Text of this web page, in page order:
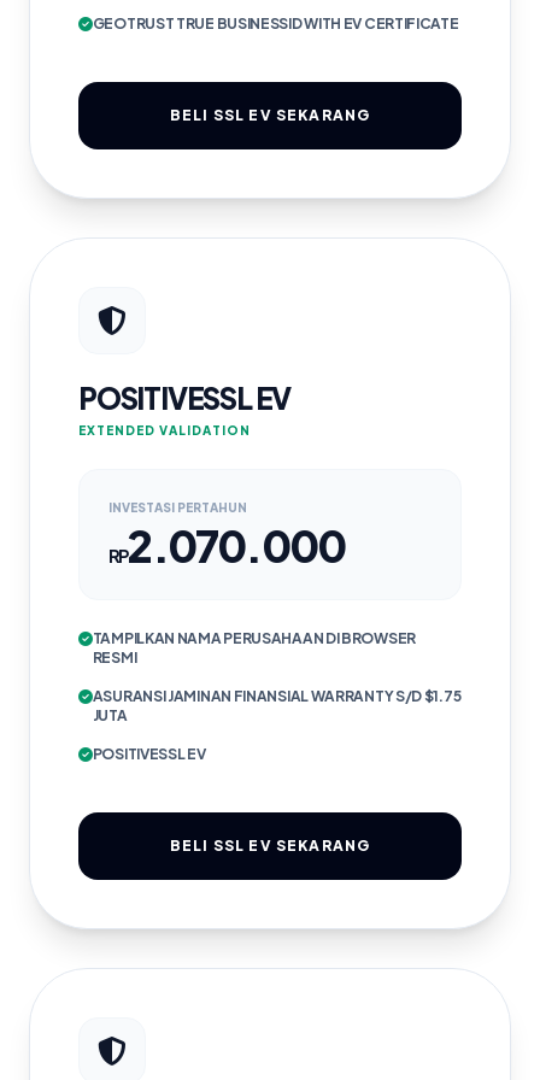
GEOTRUST TRUE BUSINESSID WITH EV CERTIFICATE
BELI SSL EV SEKARANG
POSITIVESSL EV
EXTENDED VALIDATION
INVESTASI PERTAHUN
RP2.070.000
TAMPILKAN NAMA PERUSAHAAN DI BROWSER
RESMI
ASURANSI JAMINAN FINANSIAL WARRANTY S/D $1.75
JUTA
POSITIVESSL EV
BELI SSL EV SEKARANG